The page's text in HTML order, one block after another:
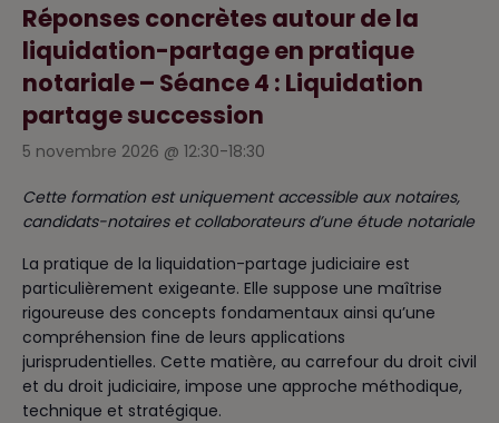
Réponses concrètes autour de la
liquidation-partage en pratique
notariale – Séance 4 : Liquidation
partage succession
5 novembre 2026 @ 12:30-18:30
Cette formation est uniquement accessible aux notaires,
candidats-notaires et collaborateurs d’une étude notariale
La pratique de la liquidation-partage judiciaire est
particulièrement exigeante. Elle suppose une maîtrise
rigoureuse des concepts fondamentaux ainsi qu’une
compréhension fine de leurs applications
jurisprudentielles. Cette matière, au carrefour du droit civil
et du droit judiciaire, impose une approche méthodique,
technique et stratégique.